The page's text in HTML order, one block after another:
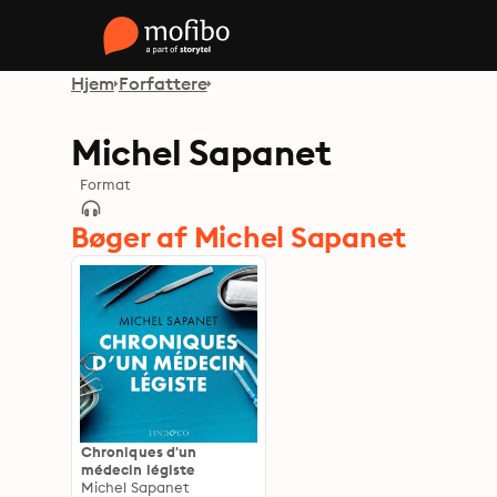
Hjem Forfattere
Michel Sapanet
Format
Bøger af Michel Sapanet
Chroniques d'un
médecin légiste
Michel Sapanet